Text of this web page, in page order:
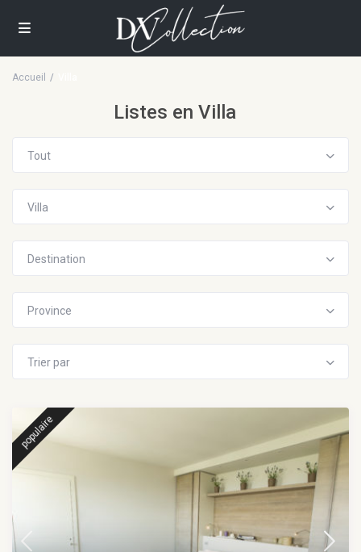
Accueil
Listes en Villa
Tout
Villa
Destination
Province
Trier par
populaire